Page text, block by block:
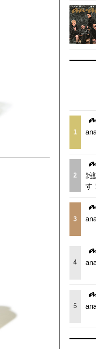
1
2
雑
す
3
4
5